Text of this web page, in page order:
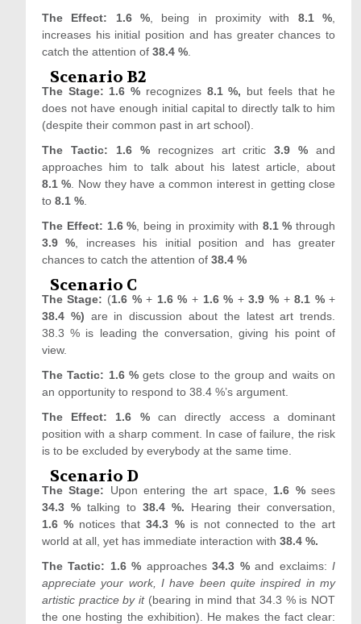
The Effect: 1.6 % , being in proximity with 8.1 %
increases his initial position and has greater chances to
catch the attention of 38.4 %.
Scenario B2
The Stage: 1.6 % recognizes 8.1 %, but feels that he
does not have enough initial capital to directly talk to him
(despite their common past in art school).
The Tactic: 1.6 %recognizes art critic3.9 %and
approaches him to talk about his latest article, about
8.1 % . Now they have a common interest in getting close
to 8.1 %.
The Effect: 1.6 % , being in proximity with 8.1 % through
3.9 % , increases his initial position and has greater
chances to catch the attention of 38.4 %
Scenario C
The Stage: (1.6 %+ 1.6 %+ 1.6 % +3.9 %+8.1 %+
38.4 %) are in discussion about the latest art trends.
38.3 % is leading the conversation, giving his point of
view.
The Tactic: 1.6 % gets close to the group and waits on
an opportunity to respond to 38.4 %’s argument.
The Effect: 1.6 %can directly access a dominant
position with a sharp comment. In case of failure, the risk
is to be excluded by everybody at the same time.
Scenario D
The Stage: Upon entering the art space, 1.6 %sees
34.3 % talking to38.4 %. Hearing their conversation,
1.6 % notices that34.3 %is not connected to the art
world at all, yet has immediate interaction with 38.4 %.
The Tactic: 1.6 % approaches34.3 %and exclaims:I
appreciate your work, I have been quite inspired in my
artistic practice by it(bearing in mind that 34.3 % is NOT
the one hosting the exhibition). He makes the fact clear: